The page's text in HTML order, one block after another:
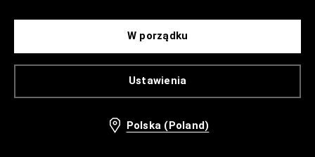
Ustawienia
W porządku
Polska (Poland)